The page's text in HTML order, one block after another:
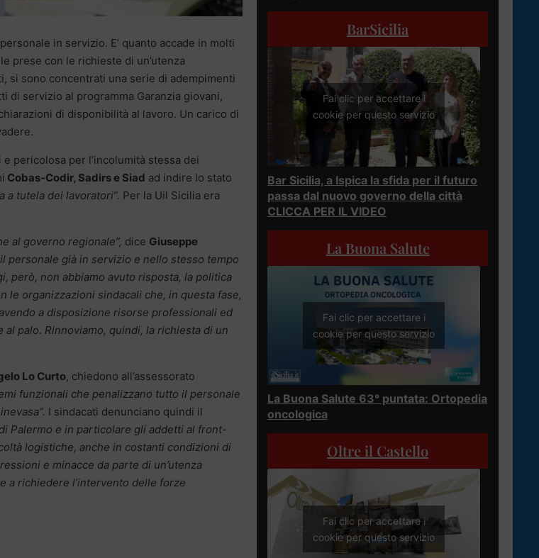
in servizio. E’ quanto accade in molti
prese con le richieste di un’utenza
si sono concentrati una serie di adempimenti
di servizio al programma Garanzia giovani,
di disponibilità al lavoro. Un carico di
pericolosa per l’incolumità stessa dei
Cobas-Codir, Sadirs e Siad ad indire lo stato
a tutela dei lavoratori”. Per la Uil Sicilia era
al governo regionale”, dice Giuseppe
personale già in servizio e nello stesso tempo
però, non abbiamo avuto risposta, la politica
le organizzazioni sindacali che, in questa fase,
a disposizione risorse professionali ed
palo. Rinnoviamo, quindi, la richiesta di un
Lo Curto, chiedono all’assessorato
funzionali che penalizzano tutto il personale
I sindacati denunciano quindi il
Palermo e in particolare gli addetti al front-
logistiche, anche in costanti condizioni di
e minacce da parte di un’utenza
a richiedere l’intervento delle forze
BarSicilia
Fai clic per accettare i
cookie per questo servizio
Bar Sicilia, a Ispica la sfida per il futuro
passa dal nuovo governo della città
CLICCA PER IL VIDEO
La Buona Salute
Fai clic per accettare i
cookie per questo servizio
La Buona Salute 63° puntata: Ortopedia
oncologica
Oltre il Castello
Fai clic per accettare i
cookie per questo servizio